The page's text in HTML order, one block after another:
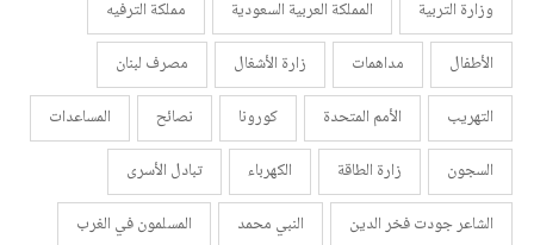
وزارة التربية المملكة العربية السعودية
مملكة الترفيه
الأطفال
مداهمات زارة الأشغال
مصرف لبنان
التهريب
الأمم المتحدة كورونا نصائح
المساعدات
السجون
زارة الطاقة الكهرباء
تبادل الأسرى
الشاعر جودت فخر الدين
النبي محمد
المسلمون في الغرب